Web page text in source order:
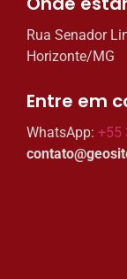
Rua Senador
Horizonte/MG
Entre em
WhatsApp: +55